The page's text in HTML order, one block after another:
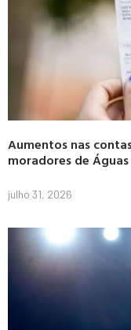
Aumentos nas
moradores de
julho 31, 2026